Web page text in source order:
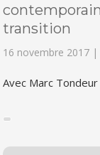
transition
16 novembre 2017 |
Avec Marc Tondeur